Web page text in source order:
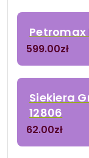
Petromax
599.00zł
Siekiera
12806
62.00zł